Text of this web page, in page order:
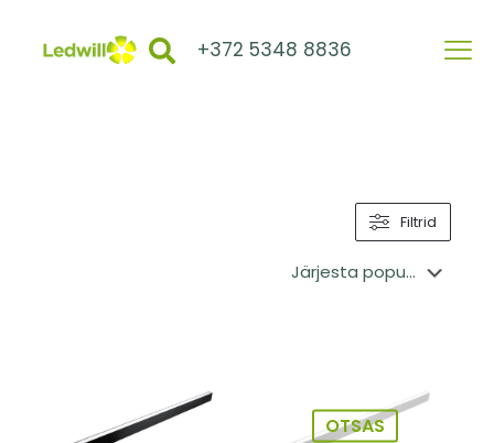
+372 5348 8836
Filtrid
OTSAS